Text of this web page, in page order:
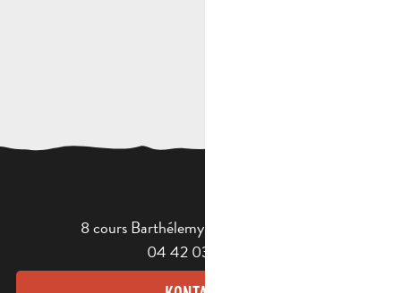
8 cours Barthélemy - 13400 Aubagne
04 42 03 49 98